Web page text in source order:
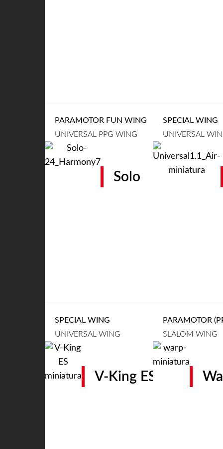
PARAMOTOR FUN WING
UNIVERSAL PPG WING
Solo
SPECIAL WING
UNIVERSAL
SPECIAL WING
UNIVERSAL WING
V-King ES
PARAMOTOR
SLALOM WING